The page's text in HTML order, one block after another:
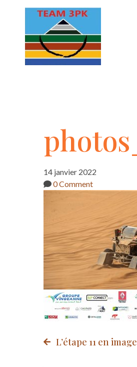
03-
min
14 janvier 2022
0 Comment
Post
L’étape 11 en